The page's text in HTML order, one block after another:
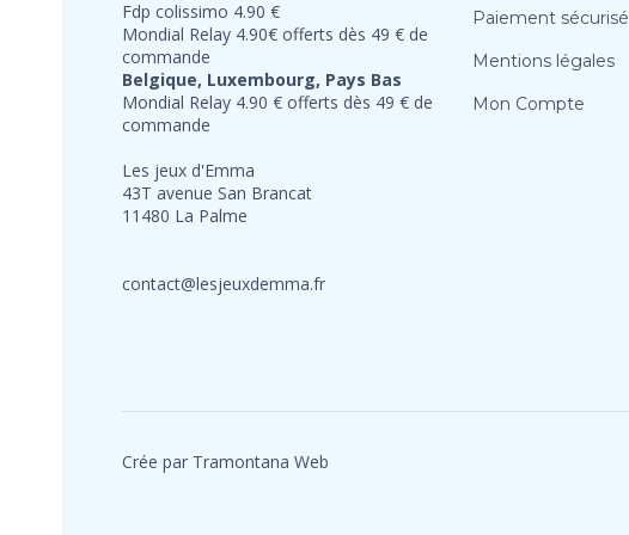
Fdp colissimo 4.90 €
Mondial Relay 4.90€ offerts dès 49 € de
commande
Belgique, Luxembourg, Pays Bas
Mondial Relay 4.90 € offerts dès 49 € de
commande
Les jeux d'Emma
43T avenue San Brancat
11480 La Palme
contact@lesjeuxdemma.fr
Paiement sécurisé
Mentions légales
Mon Compte
Crée par Tramontana Web